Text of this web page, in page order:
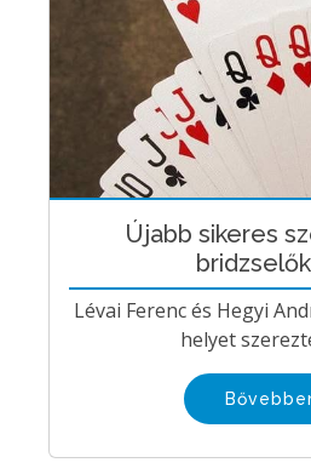
Újabb sikeres
Lévai Ferenc és Hegyi
helyet